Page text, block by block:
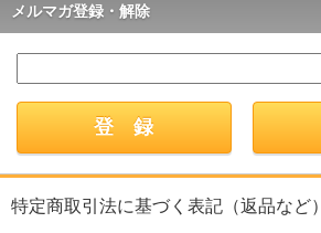
メルマガ登録・解除
特定商取引法に基づく表記（返品など）